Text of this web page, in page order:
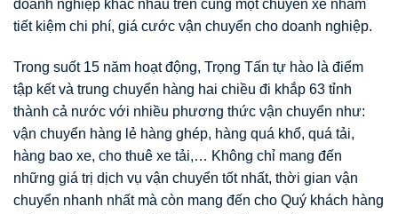
doanh nghiệp khác nhau trên cùng một chuyến xe nhằm
tiết kiệm chi phí, giá cước vận chuyển cho doanh nghiệp.
Trong suốt 15 năm hoạt động, Trọng Tấn tự hào là điểm
tập kết và trung chuyển hàng hai chiều đi khắp 63 tỉnh
thành cả nước với nhiều phương thức vận chuyển như:
vận chuyển hàng lẻ hàng ghép, hàng quá khổ, quá tải,
hàng bao xe, cho thuê xe tải,… Không chỉ mang đến
những giá trị dịch vụ vận chuyển tốt nhất, thời gian vận
chuyển nhanh nhất mà còn mang đến cho Quý khách hàng